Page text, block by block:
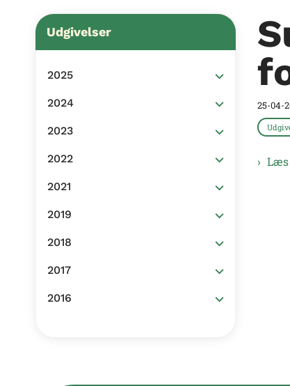
Udgivelser
2025
2024
2023
2022
2021
2019
2018
2017
2016
25-04-
Læs